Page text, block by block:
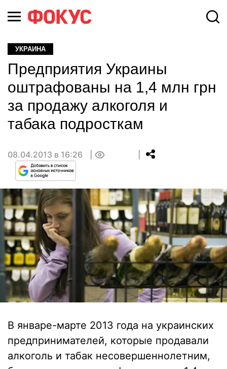
УКРАИНА
Предприятия Украины
оштрафованы на 1,4 млн грн
за продажу алкоголя и
табака подросткам
08.04.2013 в 16:26
В январе-марте 2013 года на украинских
предпринимателей, которые продавали
алкоголь и табак несовершеннолетним,